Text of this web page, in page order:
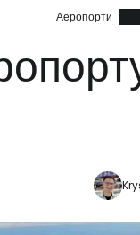
Аеропорти